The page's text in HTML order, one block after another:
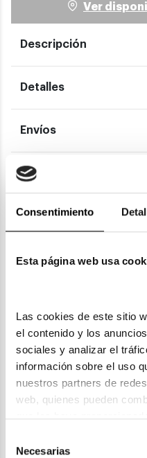
Consentimiento
Esta página web usa
Las cookies de este sitio
el contenido y los
sociales y analizar el
información sobre el uso
nuestros partners de
web, quienes pueden
que les haya
la política de privacidad en
Necesarias
Ver
Descripción
Detalles
Envíos
Devoluciones
Garantías